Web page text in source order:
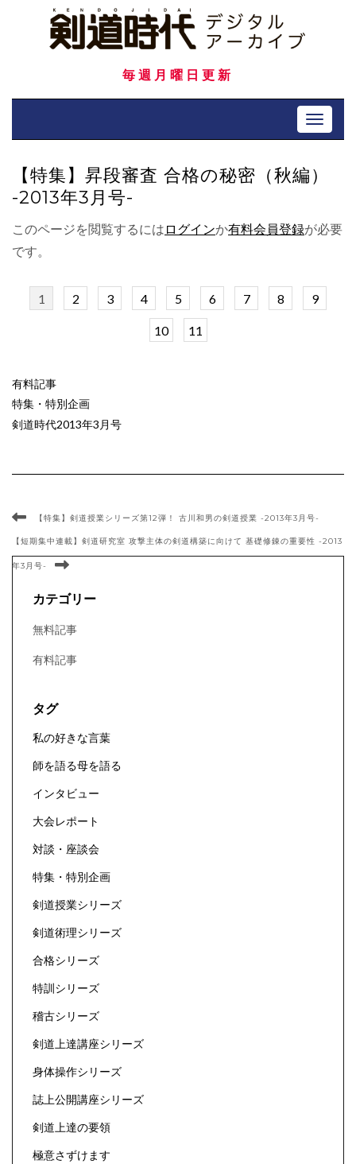
毎週月曜日更新
Toggle
【特集】昇段審査 合格の秘密（秋編）
-2013年3月号-
このページを閲覧するには ログインか有料会員登録が必要
です。
1 2 3 4 5 6 7 8 9
10 11
有料記事
特集・特別企画
剣道時代2013年3月号
【特集】剣道授業シリーズ第12弾！ 古川和男の剣道授業 -2013年3月号-
【短期集中連載】剣道研究室 攻撃主体の剣道構築に向けて 基礎修錬の重要性 -2013
年3月号-
カテゴリー
無料記事
有料記事
タグ
私の好きな言葉
師を語る母を語る
インタビュー
大会レポート
対談・座談会
特集・特別企画
剣道授業シリーズ
剣道術理シリーズ
合格シリーズ
特訓シリーズ
稽古シリーズ
剣道上達講座シリーズ
身体操作シリーズ
誌上公開講座シリーズ
剣道上達の要領
極意さずけます